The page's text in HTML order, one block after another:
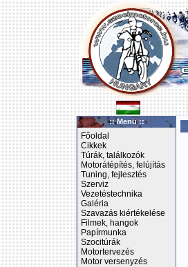
:: Menü ::
Főoldal
Cikkek
Túrák, találkozók
Motorátépítés, felújítás
Tuning, fejlesztés
Szerviz
Vezetéstechnika
Galéria
Szavazás kiértékelése
Filmek, hangok
Papírmunka
Szocitúrák
Motortervezés
Motor versenyzés